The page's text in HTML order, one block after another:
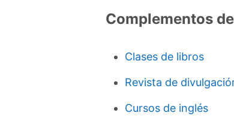
Complementos
Clases de libros
Revista de
Cursos de inglés